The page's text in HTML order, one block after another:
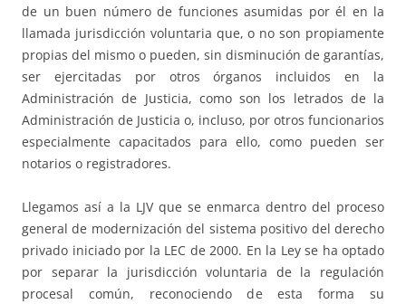
de un buen número de funciones asumidas por él en la
llamada jurisdicción voluntaria que, o no son propiamente
propias del mismo o pueden, sin disminución de garantías,
ser ejercitadas por otros órganos incluidos en la
Administración de Justicia, como son los letrados de la
Administración de Justicia o, incluso, por otros funcionarios
especialmente capacitados para ello, como pueden ser
notarios o registradores.
Llegamos así a la LJV que se enmarca dentro del proceso
general de modernización del sistema positivo del derecho
privado iniciado por la LEC de 2000. En la Ley se ha optado
por separar la jurisdicción voluntaria de la regulación
procesal común, reconociendo de esta forma su